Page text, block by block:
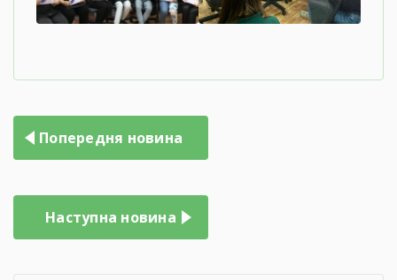
Навігація
записів
Попередня новина
Наступна новина